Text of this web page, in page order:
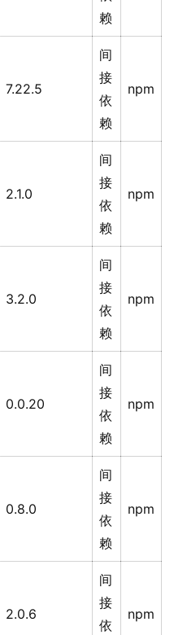
赖
7.22.5
间
接
依
赖
npm
2.1.0
间
接
依
赖
npm
3.2.0
间
接
依
赖
npm
0.0.20
间
接
依
赖
npm
0.8.0
间
接
依
赖
npm
2.0.6
间
接
依
npm